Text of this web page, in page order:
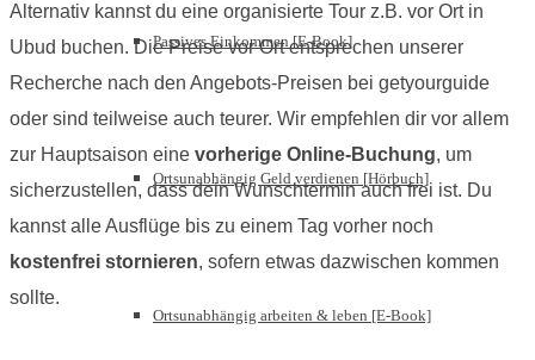
Passives Einkommen [E-Book]
Ortsunabhängig Geld verdienen [Hörbuch]
Ortsunabhängig arbeiten & leben [E-Book]
Alternativ kannst du eine organisierte Tour z.B. vor Ort in
Ubud buchen. Die Preise vor Ort entsprechen unserer
Recherche nach den Angebots-Preisen bei getyourguide
oder sind teilweise auch teurer. Wir empfehlen dir vor allem
zur Hauptsaison eine vorherige Online-Buchung, um
sicherzustellen, dass dein Wunschtermin auch frei ist. Du
kannst alle Ausflüge bis zu einem Tag vorher noch
kostenfrei stornieren, sofern etwas dazwischen kommen
sollte.